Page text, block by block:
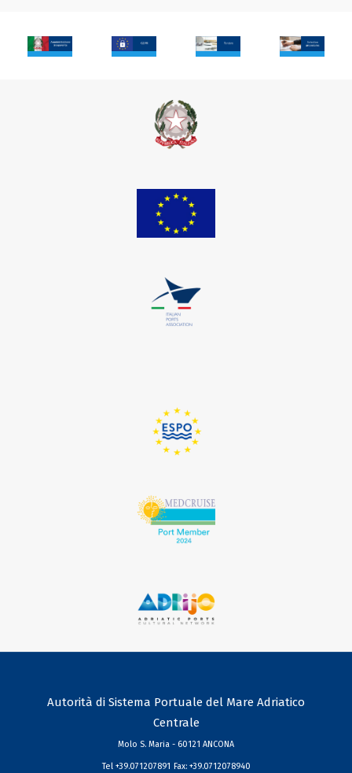
Autorità di Sistema Portuale del Mare Adriatico
Centrale
Molo S. Maria - 60121 ANCONA
Tel +39.071207891 Fax: +39.0712078940